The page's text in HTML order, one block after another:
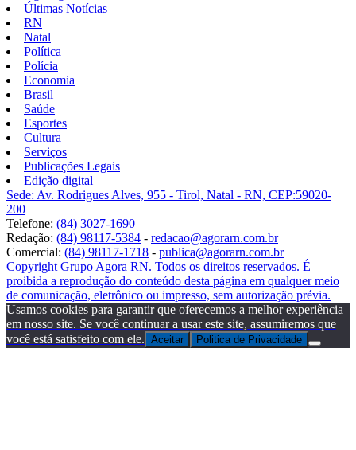
Últimas Notícias
RN
Natal
Política
Polícia
Economia
Brasil
Saúde
Esportes
Cultura
Serviços
Publicações Legais
Edição digital
Sede: Av. Rodrigues Alves, 955 - Tirol, Natal - RN, CEP:59020-
200
Telefone: (84) 3027-1690
Redação: (84) 98117-5384 - redacao@agorarn.com.br
Comercial: (84) 98117-1718 - publica@agorarn.com.br
Copyright Grupo Agora RN. Todos os direitos reservados. É
proibida a reprodução do conteúdo desta página em qualquer meio
de comunicação, eletrônico ou impresso, sem autorização prévia.
Usamos cookies para garantir que oferecemos a melhor experiência
em nosso site. Se você continuar a usar este site, assumiremos que
você está satisfeito com ele. Aceitar Politica de Privacidade